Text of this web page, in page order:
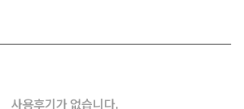
사용후기가 없습니다.